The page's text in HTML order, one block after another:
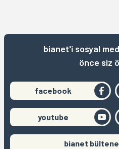
bianet'i sosyal
önce siz
facebook
youtube
bianet